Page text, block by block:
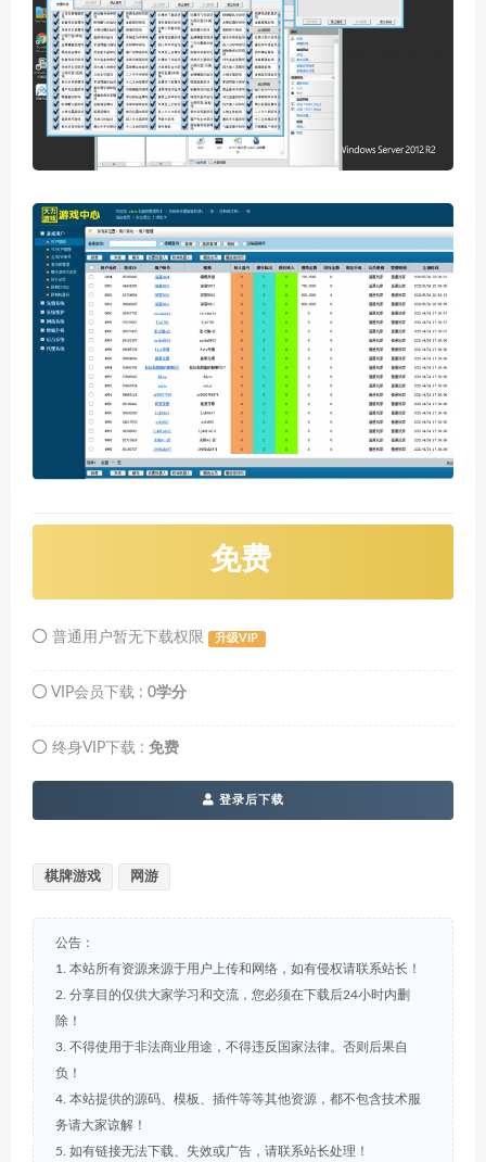
免费
普通用户暂无下载权限 升级VIP
VIP会员下载 : 0学分
终身VIP下载 : 免费
登录后下载
棋牌游戏 网游
公告：
1. 本站所有资源来源于用户上传和网络，如有侵权请联系站长！
2. 分享目的仅供大家学习和交流，您必须在下载后24小时内删
除！
3. 不得使用于非法商业用途，不得违反国家法律。否则后果自
负！
4. 本站提供的源码、模板、插件等等其他资源，都不包含技术服
务请大家谅解！
5. 如有链接无法下载、失效或广告，请联系站长处理！